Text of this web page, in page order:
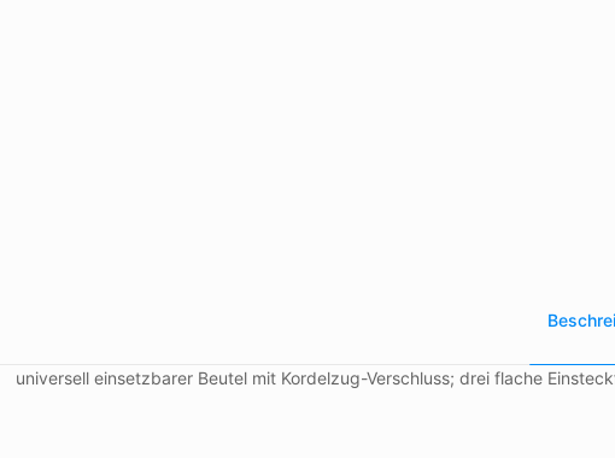
universell einsetzbarer Beutel mit Kordelzug-Verschluss; drei flache